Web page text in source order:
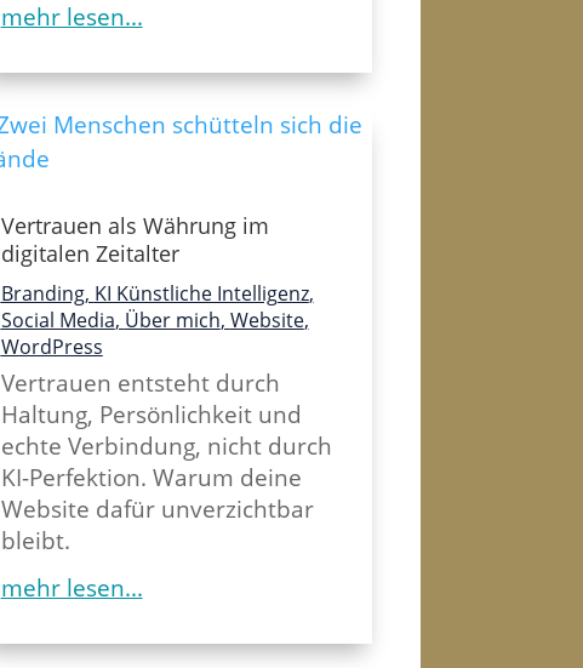
mehr lesen...
Vertrauen als Währung im
digitalen Zeitalter
Branding, KI Künstliche Intelligenz,
Social Media, Über mich, Website,
WordPress
Vertrauen entsteht durch
Haltung, Persönlichkeit und
echte Verbindung, nicht durch
KI-Perfektion. Warum deine
Website dafür unverzichtbar
bleibt.
mehr lesen...